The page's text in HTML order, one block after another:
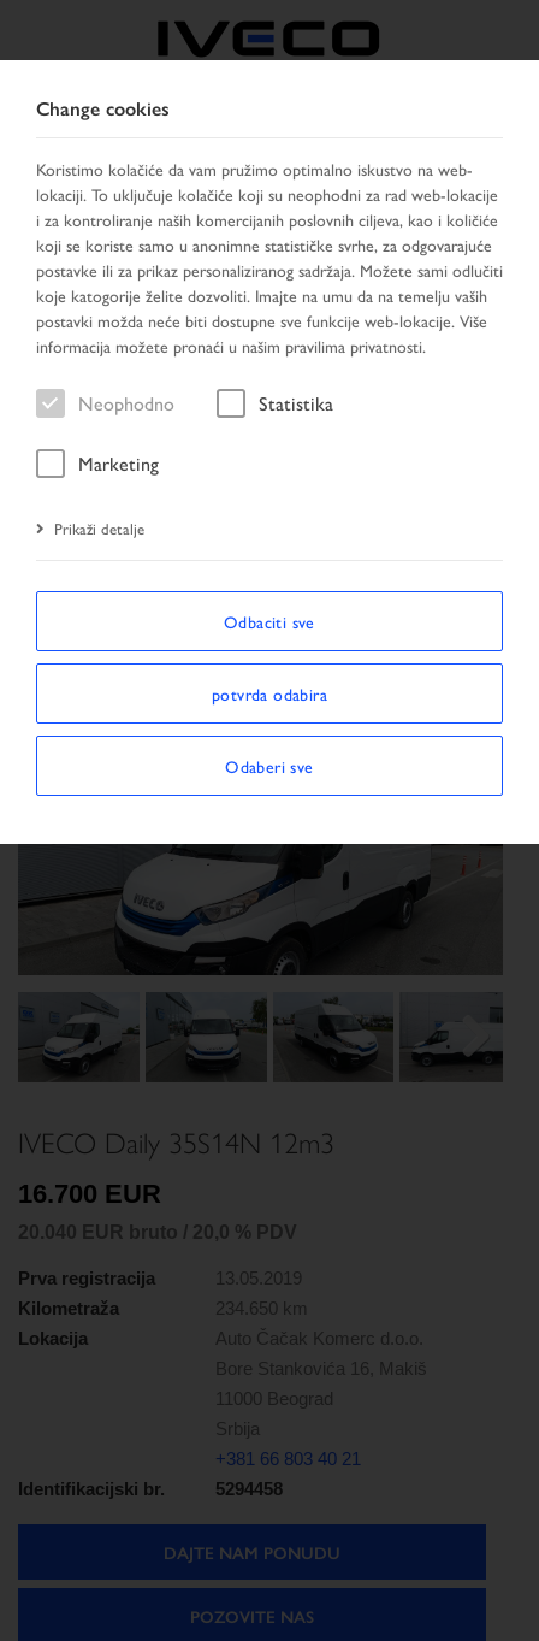
IZABERITE ZEMLJU PROMIJENI JEZIK
Toggle
navigation
MENU
Vozilo
Početna stranica
Next
Next
IVECO Daily 35S14N 12m3
16.700 EUR
20.040 EUR bruto / 20,0 % PDV
Prva registracija
13.05.2019
Kilometraža
234.650 km
Lokacija
Auto Čačak Komerc d.o.o.
Bore Stankovića 16, Makiš
11000 Beograd
Srbija
+381 66 803 40 21
Identifikacijski br.
5294458
DAJTE NAM PONUDU
POZOVITE NAS
Change cookies
Koristimo kolačiće da vam pružimo optimalno iskustvo na web-
lokaciji. To uključuje kolačiće koji su neophodni za rad web-lokacije
i za kontroliranje naših komercijanih poslovnih ciljeva, kao i količiće
koji se koriste samo u anonimne statističke svrhe, za odgovarajuće
postavke ili za prikaz personaliziranog sadržaja. Možete sami odlučiti
koje katogorije želite dozvoliti. Imajte na umu da na temelju vaših
postavki možda neće biti dostupne sve funkcije web-lokacije. Više
informacija možete pronaći u našim pravilima privatnosti.
Neophodno Statistika
Marketing
Prikaži detalje
Odbaciti sve
potvrda odabira
Odaberi sve